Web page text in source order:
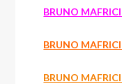
BRUNO
BRUNO
BRUNO MAFRICI